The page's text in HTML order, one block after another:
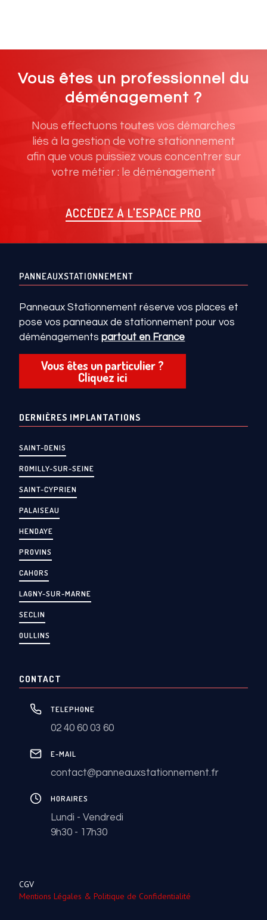
Vous êtes un professionnel du
déménagement ?
Nous effectuons toutes vos démarches
liés à la gestion de votre stationnement
afin que vous puissiez vous concentrer sur
votre métier : le déménagement
ACCÉDEZ À L'ESPACE PRO
PANNEAUXSTATIONNEMENT
Panneaux Stationnement réserve vos places et
pose vos panneaux de stationnement pour vos
déménagementspartout en France
Vous êtes un particulier ?
Cliquez ici
DERNIÈRES IMPLANTATIONS
SAINT-DENIS
ROMILLY-SUR-SEINE
SAINT-CYPRIEN
PALAISEAU
HENDAYE
PROVINS
CAHORS
LAGNY-SUR-MARNE
SECLIN
OULLINS
CONTACT
TELEPHONE
02 40 60 03 60
E-MAIL
contact@panneauxstationnement.fr
HORAIRES
Lundi - Vendredi
9h30 - 17h30
CGV
Mentions Légales & Politique de Confidentialité